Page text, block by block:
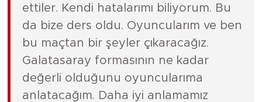
ettiler. Kendi hatalarımı biliyorum. Bu
da bize ders oldu. Oyuncularım ve ben
bu maçtan bir şeyler çıkaracağız.
Galatasaray formasının ne kadar
değerli olduğunu oyuncularıma
anlatacağım. Daha iyi anlamamız